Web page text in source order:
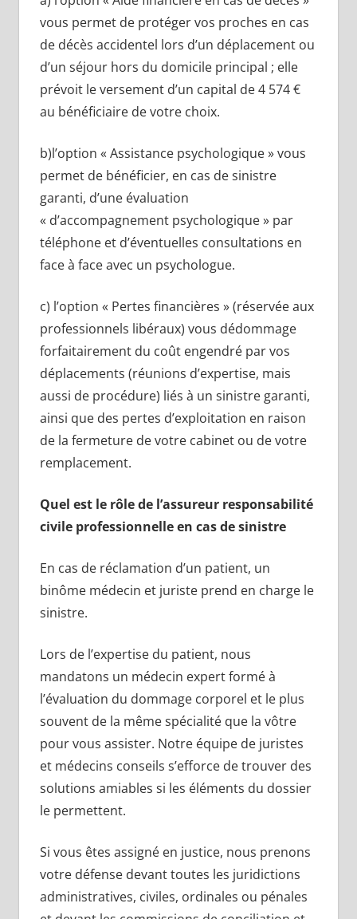
vous permet de protéger vos proches en cas
de décès accidentel lors d’un déplacement ou
d’un séjour hors du domicile principal ; elle
prévoit le versement d’un capital de 4 574 €
au bénéficiaire de votre choix.
b)l’option « Assistance psychologique » vous
permet de bénéficier, en cas de sinistre
garanti, d’une évaluation
« d’accompagnement psychologique » par
téléphone et d’éventuelles consultations en
face à face avec un psychologue.
c) l’option « Pertes financières » (réservée aux
professionnels libéraux) vous dédommage
forfaitairement du coût engendré par vos
déplacements (réunions d’expertise, mais
aussi de procédure) liés à un sinistre garanti,
ainsi que des pertes d’exploitation en raison
de la fermeture de votre cabinet ou de votre
remplacement.
Quel est le rôle de l’assureur responsabilité
civile professionnelle en cas de sinistre
En cas de réclamation d’un patient, un
binôme médecin et juriste prend en charge le
sinistre.
Lors de l’expertise du patient, nous
mandatons un médecin expert formé à
l’évaluation du dommage corporel et le plus
souvent de la même spécialité que la vôtre
pour vous assister. Notre équipe de juristes
et médecins conseils s’efforce de trouver des
solutions amiables si les éléments du dossier
le permettent.
Si vous êtes assigné en justice, nous prenons
votre défense devant toutes les juridictions
administratives, civiles, ordinales ou pénales